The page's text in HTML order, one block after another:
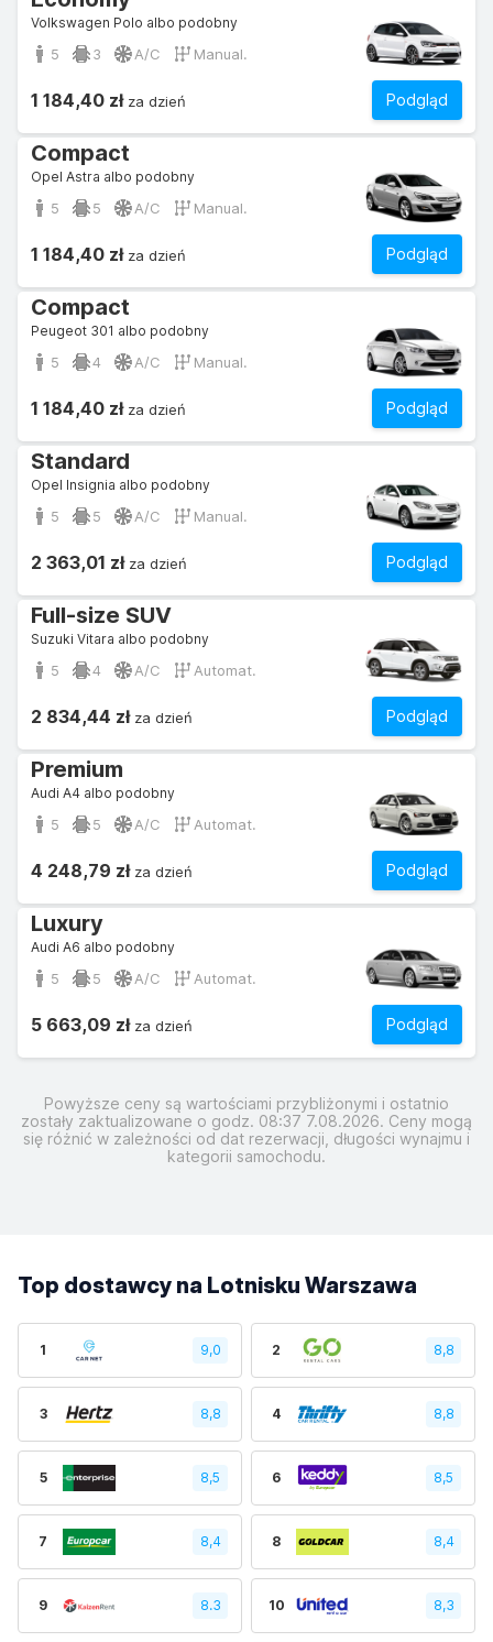
Volkswagen Polo albo podobny
5 3 A/C Manual.
Podgląd
1 184,40 złza dzień
Compact
Opel Astra albo podobny
5 5 A/C Manual.
Podgląd
1 184,40 złza dzień
Compact
Peugeot 301 albo podobny
5 4 A/C Manual.
Podgląd
1 184,40 złza dzień
Standard
Opel Insignia albo podobny
5 5 A/C Manual.
Podgląd
2 363,01 złza dzień
Full-size SUV
Suzuki Vitara albo podobny
5 4 A/C Automat.
Podgląd
2 834,44 złza dzień
Premium
Audi A4 albo podobny
5 5 A/C Automat.
Podgląd
4 248,79 złza dzień
Luxury
Audi A6 albo podobny
5 5 A/C Automat.
Podgląd
5 663,09 złza dzień
Powyższe ceny są wartościami przybliżonymi i ostatnio
zostały zaktualizowane o godz. 08:37 7.08.2026. Ceny mogą
się różnić w zależności od dat rezerwacji, długości wynajmu i
kategorii samochodu.
Top dostawcy na Lotnisku Warszawa
1 9,0 2 8,8
3 8,8 4 8,8
5 8,5 6 8,5
7 8,4 8 8,4
9 8.3 10 8,3